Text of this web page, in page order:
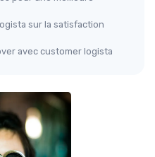
sur la satisfaction
avec customer logista